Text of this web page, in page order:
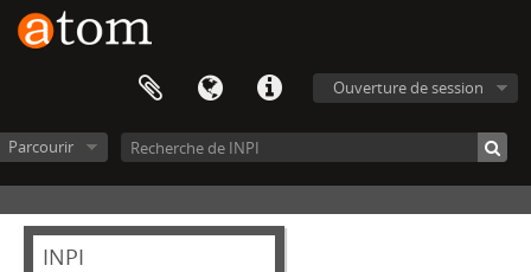
Ouverture de session
Parcourir
INPI